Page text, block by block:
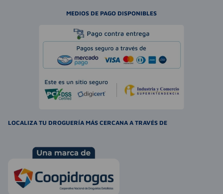
MEDIOS DE PAGO DISPONIBLES
LOCALIZA TU DROGUERÍA MÁS CERCANA A TRAVÉS DE